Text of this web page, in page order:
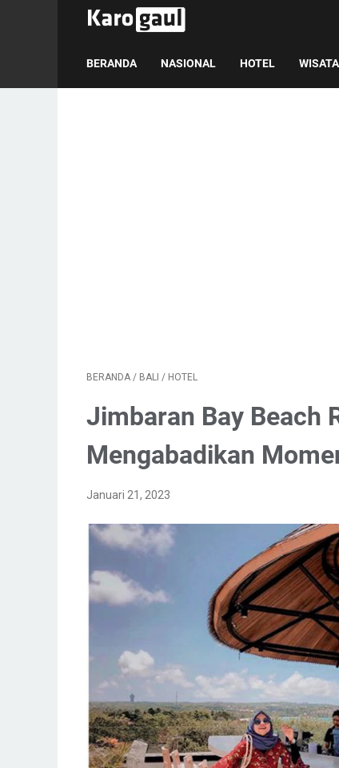
BERANDA NASIONAL HOTEL WISATA
BERANDA / BALI / HOTEL
Jimbaran Bay Beach
Mengabadikan
Januari 21, 2023